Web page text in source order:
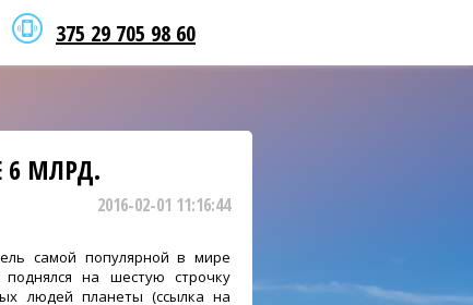
375 29 705 98 60
6 МЛРД.
2016-02-01 11:16:44
самой популярной в мире
поднялся на шестую строчку
людей планеты (ссылка на